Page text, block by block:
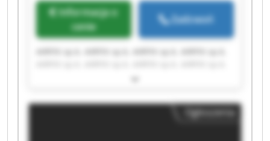
Informacja o
cenie
Zadzwoń
AIRFIX sp.k. AIRFIX sp.k. AIRFIX sp.k. AIRFIX sp.k.
AIRFIX sp.k. AIRFIX sp.k. AIRFIX sp.k. AIRFIX sp.k.
Ogłoszenia